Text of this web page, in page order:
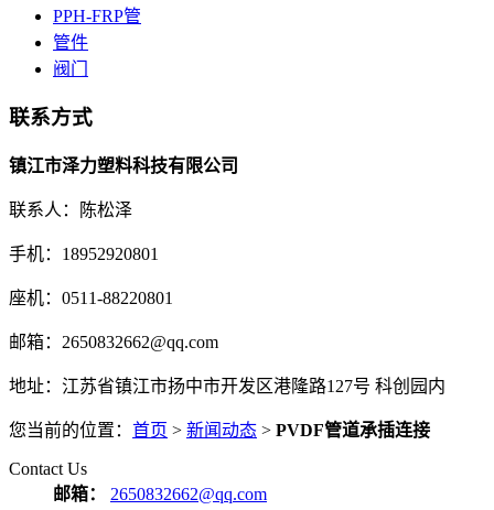
PPH-FRP管
管件
阀门
联系方式
镇江市泽力塑料科技有限公司
联系人：陈松泽
手机：18952920801
座机：0511-88220801
邮箱：2650832662@qq.com
地址：江苏省镇江市扬中市开发区港隆路127号 科创园内
您当前的位置： 首页 > 新闻动态 > PVDF管道承插连接
Contact Us
邮箱：
2650832662@qq.com